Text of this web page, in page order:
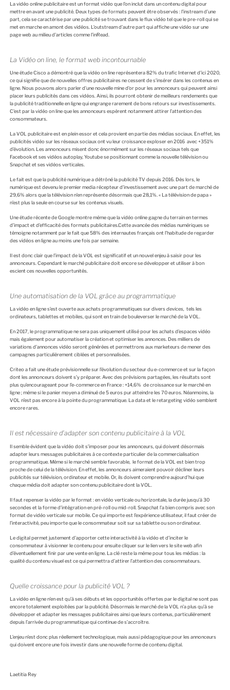
La vidéo online publicitaire est un format vidéo que l’on inclut dans un contenu digital pour
mettre en avant une publicité. Deux types de formats peuvent être observés : l’instream d’une
part, cela se caractérise par une publicité se trouvant dans le flux vidéo tel que le pre-roll qui se
met en marche en amont des vidéos. L’outstream d’autre part qui affiche une vidéo sur une
page web au milieu d’articles comme l’inRead.
La Vidéo on line, le format web incontournable
Une étude Cisco a démontré que la vidéo on line représentera 82% du trafic Internet d’ici 2020,
ce qui signifie que de nouvelles offres publicitaires ne cessent de s’insérer dans les contenus en
ligne. Nous pouvons alors parler d’une nouvelle mine d’or pour les annonceurs qui peuvent ainsi
placer leurs publicités dans ces vidéos. Ainsi, ils pourront obtenir de meilleurs rendements que
la publicité traditionnelle en ligne qui engrange rarement de bons retours sur investissements.
C’est par la vidéo on line que les annonceurs espèrent notamment attirer l’attention des
consommateurs.
La VOL publicitaire est en plein essor et cela provient en partie des médias sociaux. En effet, les
publicités vidéo sur les réseaux sociaux ont vu leur croissance exploser en 2016 avec +351%
d’évolution. Les annonceurs misent donc énormément sur les réseaux sociaux tels que
Facebook et ses vidéos autoplay, Youtube se positionnant comme la nouvelle télévision ou
Snapchat et ses vidéos verticales.
Le fait est que la publicité numérique a détrôné la publicité TV depuis 2016. Dès lors, le
numérique est devenu le premier media récepteur d’investissement avec une part de marché de
29,6% alors que la télévision n’en représente désormais que 28,1%. « La télévision de papa »
n’est plus la seule en course sur les contenus visuels.
Une étude récente de Google montre même que la vidéo online gagne du terrain en termes
d’impact et d’efficacité des formats publicitaires.Cette avancée des médias numériques se
témoigne notamment par le fait que 58% des internautes français ont l’habitude de regarder
des vidéos en ligne au moins une fois par semaine.
Il est donc clair que l’impact de la VOL est significatif et un nouvel enjeu à saisir pour les
annonceurs. Cependant le marché publicitaire doit encore se développer et utiliser à bon
escient ces nouvelles opportunités.
Une automatisation de la VOL grâce au programmatique
La vidéo en ligne s’est ouverte aux achats programmatiques sur diversdevices,tels les
ordinateurs, tablettes et mobiles, qui sont en train de bouleverser le marché de la VOL.
En 2017, le programmatique ne sera pas uniquement utilisé pour les achats d’espaces vidéo
mais également pour automatiser la création et optimiser les annonces. Des milliers de
variations d’annonces vidéo seront générées et permettrons aux marketeurs de mener des
campagnes particulièrement ciblées et personnalisées.
Criteo a fait une étude prévisionnelle sur l’évolution du secteur du e-commerce et sur la façon
dont les annonceurs doivent s’y préparer. Avec des prévisions partagées, les résultats sont
plus qu’encourageant pour l’e-commerce en France : +14,6% de croissance sur le marché en
ligne ; même si le panier moyen a diminué de 5 euros pur atteindre les 70 euros. Néanmoins, la
VOL n’est pas encore à la pointe du programmatique. La data et le retargeting vidéo semblent
encore rares.
Il est nécessaire d’adapter son contenu publicitaire à la VOL
Il semble évident que la vidéo doit s’imposer pour les annonceurs, qui doivent désormais
adapter leurs messages publicitaires à ce contexte particulier de la commercialisation
programmatique. Même si le marché semble favorable, le format de la VOL est bien trop
proche de celui de la télévision. En effet, les annonceurs aimeraient pouvoir décliner leurs
publicités sur télévision, ordinateur et mobile. Or, ils doivent comprendre aujourd’hui que
chaque média doit adapter son contenu publicitaire dont la VOL.
Il faut repenser la vidéo par le format : en vidéo verticale ou horizontale, la durée jusqu’à 30
secondes et la forme d’intégration en pré-roll ou mid-roll. Snapchat l’a bien compris avec son
format de vidéo verticale sur mobile. Ce qui importe est l’expérience utilisateur, il faut créer de
l’interactivité, peu importe que le consommateur soit sur sa tablette ou son ordinateur.
Le digital permet justement d’apporter cette interactivité à la vidéo et d’inciter le
consommateur à visionner le contenu pour ensuite cliquer sur le lien vers le site web afin
d’éventuellement finir par une vente en ligne. La clé reste la même pour tous les médias : la
qualité du contenu visuel est ce qui permettra d’attirer l’attention des consommateurs.
Quelle croissance pour la publicité VOL ?
La vidéo en ligne n’en est qu’à ses débuts et les opportunités offertes par le digital ne sont pas
encore totalement exploitées par la publicité. Désormais le marché de la VOL n’a plus qu’à se
développer et adapter les messages publicitaires ainsi que leurs contenus, particulièrement
depuis l’arrivée du programmatique qui continue de s’accroître.
L’enjeu n’est donc plus réellement technologique, mais aussi pédagogique pour les annonceurs
qui doivent encore une fois investir dans une nouvelle forme de contenu digital.
Laetitia Rey